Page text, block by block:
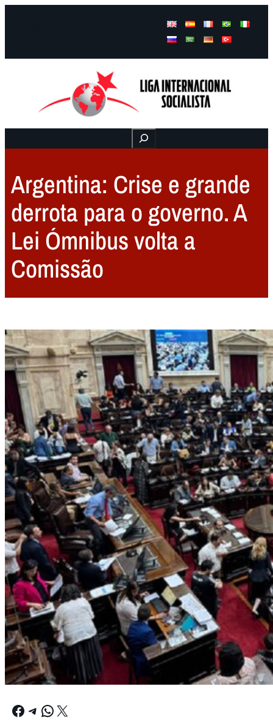
Buscar
Argentina: Crise e grande
derrota para o governo. A
Lei Ómnibus volta a
Comissão
Facebook Telegram WhatsApp X